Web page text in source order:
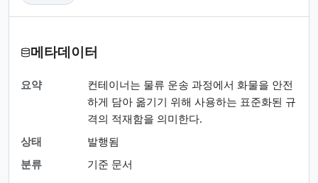
메타데이터
요약
컨테이너는 물류 운송 과정에서 화물을 안전
하게 담아 옮기기 위해 사용하는 표준화된 규
격의 적재함을 의미한다.
상태
발행됨
분류
기준 문서